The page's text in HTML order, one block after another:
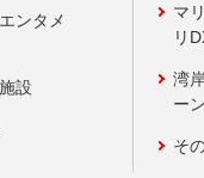
ンタメ
設
マ
リ
湾
ー
そ